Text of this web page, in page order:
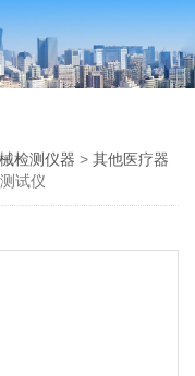
检测仪器 >其他医疗器
试仪